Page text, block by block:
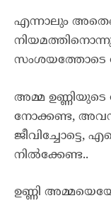
എന്നാലും
സംശയത്തോടെ
അമ്മ ഉണ്ണിയുടെ
നോക്കണ്ട,
ജീവിച്ചോട്ടെ,
നിൽക്കേണ്ട..
ഉണ്ണി